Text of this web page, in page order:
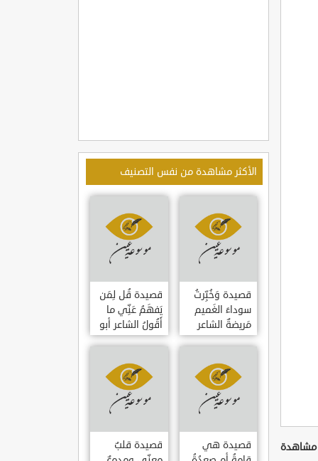
الأكثر مشاهدة من نفس التصنيف
قصيدة وَخُبِّرتُ
سوداءَ الغَميم
مَريضةٌ الشاعر
العوام بن عقبة
قصيدة قُل لِمَن
يَفهَمُ عَنِّي ما
أَقُولُ الشاعر أبو
حامد الغزالي
قصيدة هي
قصيدة قلبٌ